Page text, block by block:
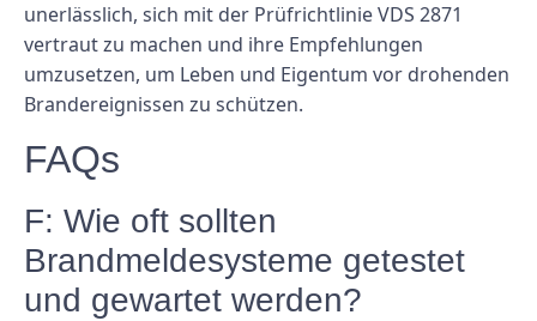
unerlässlich, sich mit der Prüfrichtlinie VDS 2871
vertraut zu machen und ihre Empfehlungen
umzusetzen, um Leben und Eigentum vor drohenden
Brandereignissen zu schützen.
FAQs
F: Wie oft sollten
Brandmeldesysteme getestet
und gewartet werden?